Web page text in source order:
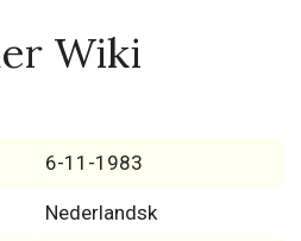
Wiki
6-11-1983
Nederlandsk